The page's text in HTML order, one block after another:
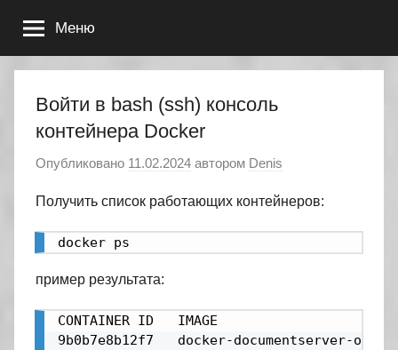
содержимому
Меню
Войти в bash (ssh) консоль
контейнера Docker
Опубликовано 11.02.2024 автором Denis
Получить список работающих контейнеров:
docker ps
пример результата:
CONTAINER ID   IMAGE
9b0b7e8b12f7   docker-documentserver-